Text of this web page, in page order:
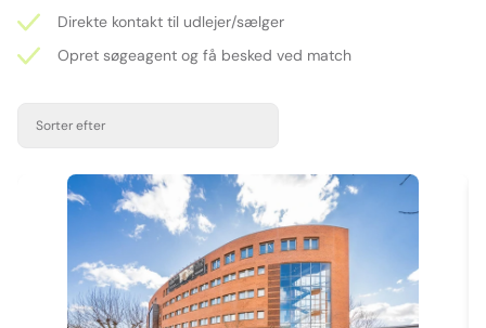
Direkte kontakt til udlejer/sælger
Opret søgeagent og få besked ved match
Sorter efter